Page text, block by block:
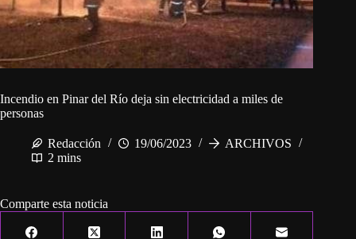
Incendio en Pinar del Río deja sin electricidad a miles de
personas
Redacción 19/06/2023
ARCHIVOS
2 mins
Comparte esta noticia